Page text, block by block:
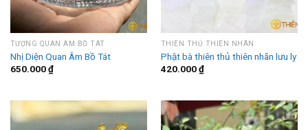
TƯỢNG QUAN ÂM BỒ TÁT
Nhị Diện Quan Âm Bồ Tát
650.000₫
THIÊN THỦ THIÊN NHÃN
Phật bà thiên thủ thiên nhãn lưu ly
420.000₫